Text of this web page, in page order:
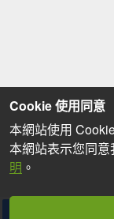
Cookie 使用同意
本網站使用
本網站表示您同
明 。